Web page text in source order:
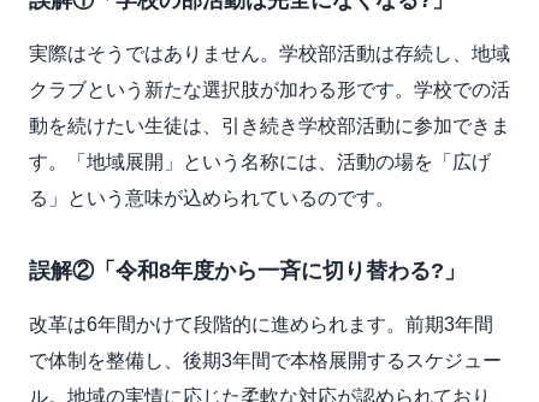
実際はそうではありません。学校部活動は存続し、地域
クラブという新たな選択肢が加わる形です。学校での活
動を続けたい生徒は、引き続き学校部活動に参加できま
す。「地域展開」という名称には、活動の場を「広げ
る」という意味が込められているのです。
誤解②「令和8年度から一斉に切り替わる?」
改革は6年間かけて段階的に進められます。前期3年間
で体制を整備し、後期3年間で本格展開するスケジュー
ル。地域の実情に応じた柔軟な対応が認められており、